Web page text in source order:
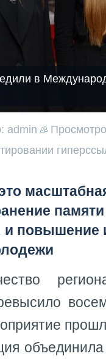
в
admin
повышение